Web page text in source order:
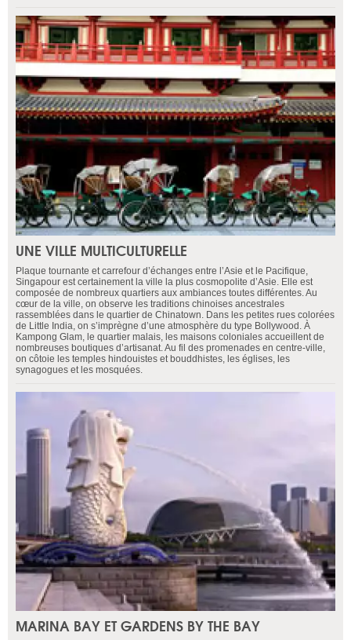
UNE VILLE MULTICULTURELLE
Plaque tournante et carrefour d’échanges entre l’Asie et le Pacifique,
Singapour est certainement la ville la plus cosmopolite d’Asie. Elle est
composée de nombreux quartiers aux ambiances toutes différentes. Au
cœur de la ville, on observe les traditions chinoises ancestrales
rassemblées dans le quartier de Chinatown. Dans les petites rues colorées
de Little India, on s’imprègne d’une atmosphère du type Bollywood. À
Kampong Glam, le quartier malais, les maisons coloniales accueillent de
nombreuses boutiques d’artisanat. Au fil des promenades en centre-ville,
on côtoie les temples hindouistes et bouddhistes, les églises, les
synagogues et les mosquées.
MARINA BAY ET GARDENS BY THE BAY